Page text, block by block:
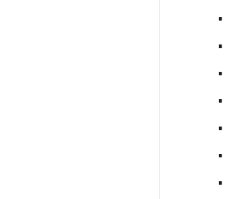
•
•
•
•
•
•
•